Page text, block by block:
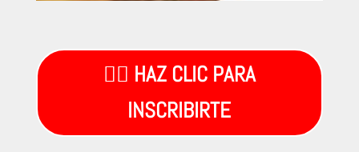
👉🏼 HAZ CLIC PARA
INSCRIBIRTE